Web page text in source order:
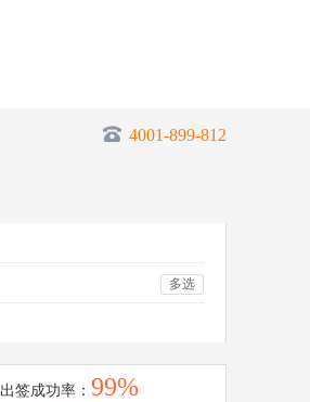
4001-899-812
多选
出签成功率： 99%